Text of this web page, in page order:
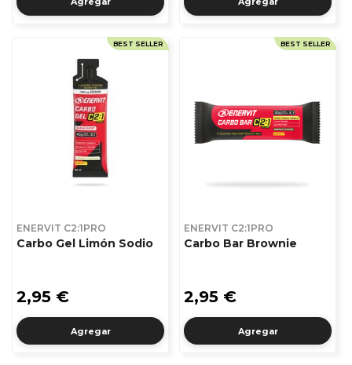
BEST SELLER
ENERVIT C2:1PRO
Carbo Gel Limón Sodio
2,95 €
Agregar
BEST SELLER
ENERVIT C2:1PRO
Carbo Bar Brownie
2,95 €
Agregar